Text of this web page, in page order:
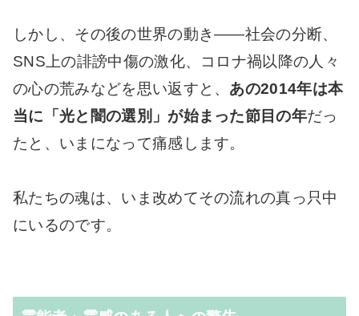
しかし、その後の世界の動き――社会の分断、
SNS上の誹謗中傷の激化、コロナ禍以降の人々
の心の荒みなどを思い返すと、 あの2014年は本
当に「光と闇の選別」が始まった節目の年だっ
たと、いまになって痛感します。
私たちの魂は、いま改めてその流れの真っ只中
にいるのです。